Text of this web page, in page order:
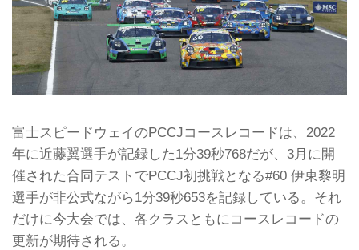
富士スピードウェイのPCCJコースレコードは、2022
年に近藤翼選手が記録した1分39秒768だが、3月に開
催された合同テストでPCCJ初挑戦となる#60 伊東黎明
選手が非公式ながら1分39秒653を記録している。それ
だけに今大会では、各クラスともにコースレコードの
更新が期待される。